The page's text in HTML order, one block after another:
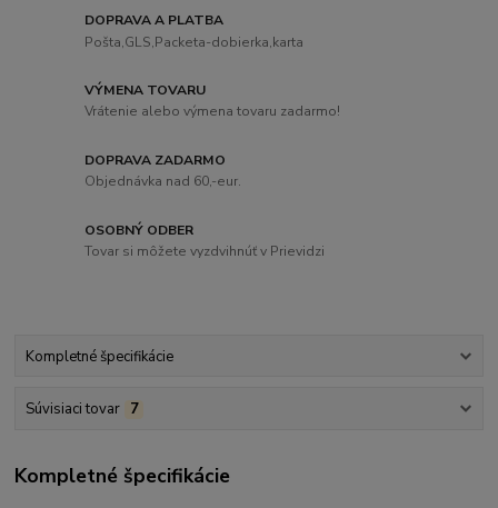
DOPRAVA A PLATBA
Pošta,GLS,Packeta-dobierka,karta
VÝMENA TOVARU
Vrátenie alebo výmena tovaru zadarmo!
DOPRAVA ZADARMO
Objednávka nad 60,-eur.
OSOBNÝ ODBER
Tovar si môžete vyzdvihnúť v Prievidzi
Kompletné špecifikácie
Súvisiaci tovar 7
Kompletné špecifikácie